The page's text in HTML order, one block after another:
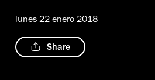
lunes 22 enero 2018
Share